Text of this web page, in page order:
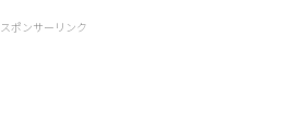
スポンサーリンク